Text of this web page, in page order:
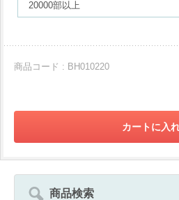
20000部以上
商品コード : BH010220
商品検索